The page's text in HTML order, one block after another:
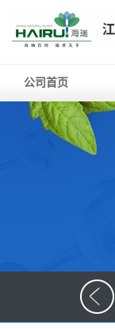
公司首页